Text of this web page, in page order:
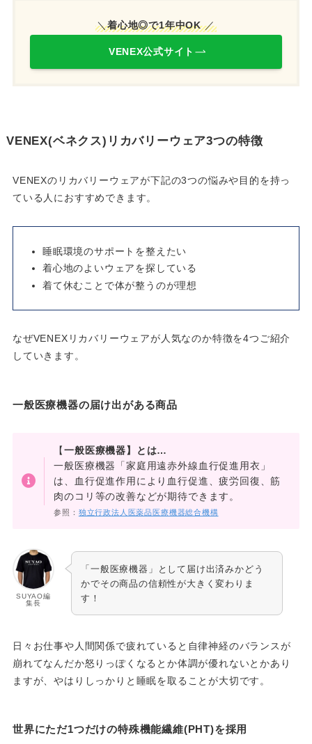
＼着心地◎で1年中OK／
VENEX公式サイト
VENEX(ベネクス)リカバリーウェア3つの特徴
VENEXのリカバリーウェアが下記の3つの悩みや目的を持っ
ている人におすすめできます。
睡眠環境のサポートを整えたい
着心地のよいウェアを探している
着て休むことで体が整うのが理想
なぜVENEXリカバリーウェアが人気なのか特徴を4つご紹介
していきます。
一般医療機器の届け出がある商品
【一般医療機器】とは…
一般医療機器「家庭用遠赤外線血行促進用衣」
は、血行促進作用により血行促進、疲労回復、筋
肉のコリ等の改善などが期待できます。
参照： 独立行政法人医薬品医療機器総合機構
SUYAO編
集長
「一般医療機器」として届け出済みかどう
かでその商品の信頼性が大きく変わりま
す！
日々お仕事や人間関係で疲れていると自律神経のバランスが
崩れてなんだか怒りっぽくなるとか体調が優れないとかあり
ますが、やはりしっかりと睡眠を取ることが大切です。
世界にただ1つだけの特殊機能繊維(PHT)を採用